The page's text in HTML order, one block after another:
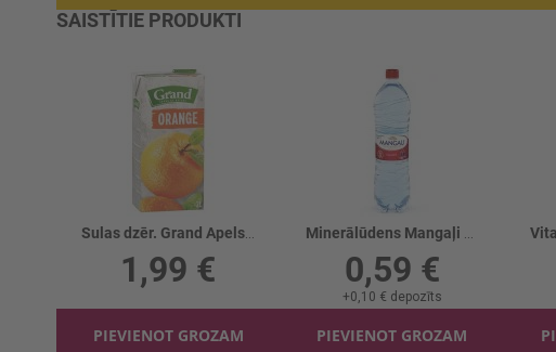
SAISTĪTIE PRODUKTI
Sulas dzēr. Grand Apelsīnu
1,99 €
PIEVIENOT GROZAM
Minerālūdens Mangaļi Negāzēts
0,59 €
+0,10 € depozīts
PIEVIENOT GROZAM